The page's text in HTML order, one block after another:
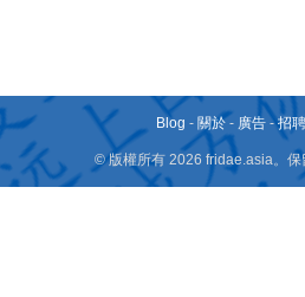
Blog - 關於 - 廣告 -招
© 版權所有 2026 fridae.asia。